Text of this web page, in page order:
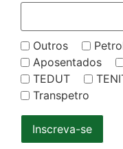
Outros
Aposentados
TEDUT
Transpetro
Inscreva-se